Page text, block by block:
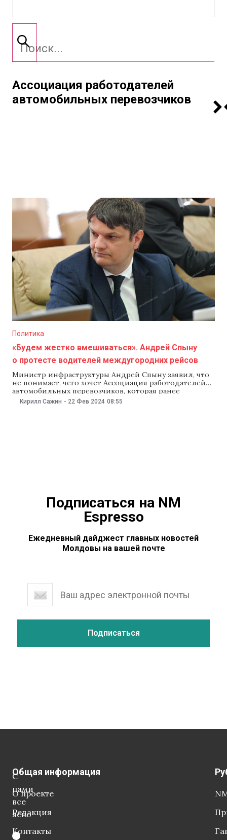
Ассоциация работодателей
автомобильных перевозчиков
Политика
«Будем жестко вмешиваться». Андрей Спыну
о протесте водителей междугородних рейсов
Министр инфраструктуры Андрей Спыну заявил, что
не понимает, чего хочет Ассоциация работодателей
автомобильных перевозчиков, которая ранее
объявила о протесте. В эфире передачи Secretele
Puterii на телеканале Jurnal TV Андрей Спыну
Кирилл Сажин - 22 Фев 2024 08:55
Подписаться на NM
Espresso
Ежедневный дайджест главных новостей
Молдовы на вашей почте
С
нами
все
ясно
Общая информация
О проекте
Редакция
Контакты